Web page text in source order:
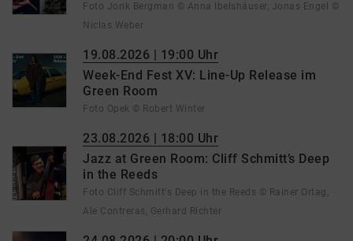
Foto Jorik Bergman © Anna Ibelshäuser, Jonas Engel ©
Niclas Weber
19.08.2026 | 19:00 Uhr
Week-End Fest XV: Line-Up Release im
Green Room
Foto Opek © Robert Winter
23.08.2026 | 18:00 Uhr
Jazz at Green Room: Cliff Schmitt’s Deep
in the Reeds
Foto Cliff Schmitt's Deep in the Reeds © Rainer Ortag,
Ale Contreras, Gerhard Richter